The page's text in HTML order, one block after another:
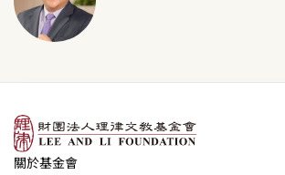
關於基金會